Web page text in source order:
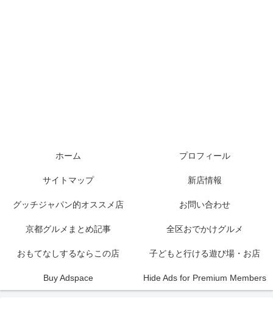
ホーム プロフィール
サイトマップ 新店情報
グッチジャパン的オススメ店 お問い合わせ
京都グルメまとめ記事 全区おでかけグルメ
おもてなしするならこの店 子どもと行ける遊び場・お店
Buy Adspace Hide Ads for Premium Members